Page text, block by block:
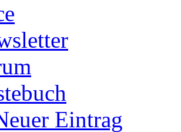
Eintrag